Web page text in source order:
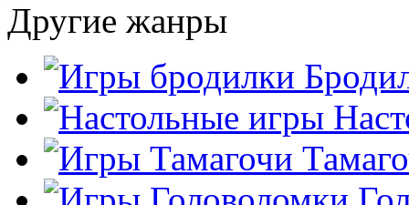
Другие жанры